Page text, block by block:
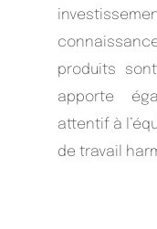
produits
apporte
attentif à
de travail